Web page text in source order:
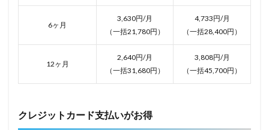
6ヶ月
3,630円/月
（一括21,780円）
4,733円/月
（一括28,400円）
12ヶ月
2,640円/月
（一括31,680円）
3,808円/月
（一括45,700円）
クレジットカード支払いがお得